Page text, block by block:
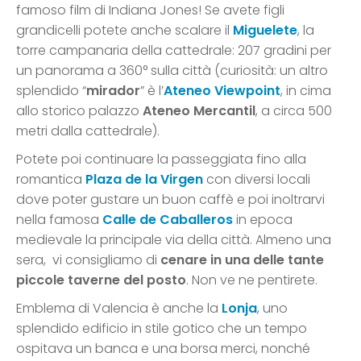
famoso film di Indiana Jones! Se avete figli
grandicelli potete anche scalare il Miguelete, la
torre campanaria della cattedrale: 207 gradini per
un panorama a 360° sulla città (curiosità: un altro
splendido “mirador” è l’Ateneo Viewpoint, in cima
allo storico palazzo Ateneo Mercantil, a circa 500
metri dalla cattedrale).
Potete poi continuare la passeggiata fino alla
romantica Plaza de la Virgen con diversi locali
dove poter gustare un buon caffè e poi inoltrarvi
nella famosa Calle de Caballerosin epoca
medievale la principale via della città. Almeno una
sera, vi consigliamo di cenare in una delle tante
piccole taverne del posto. Non ve ne pentirete.
Emblema di Valencia è anche la Lonja, uno
splendido edificio in stile gotico che un tempo
ospitava un banca e una borsa merci, nonché